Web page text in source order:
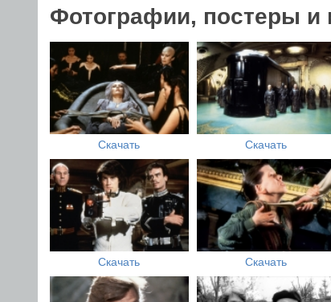
Фотографии, постеры
Скачать Скачать
Скачать Скачать